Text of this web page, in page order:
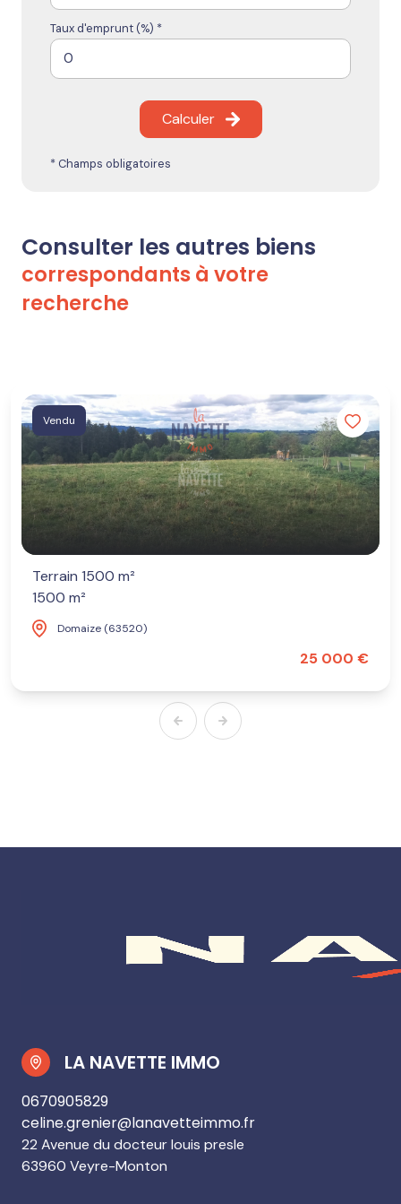
Taux d'emprunt (%) *
Calculer
* Champs obligatoires
Consulter les autres biens
correspondants à votre
recherche
Vendu
Terrain 1500 m²
1500 m²
Domaize (63520)
25 000 €
LA NAVETTE IMMO
0670905829
celine.grenier@lanavetteimmo.fr
22 Avenue du docteur louis presle
63960 Veyre-Monton